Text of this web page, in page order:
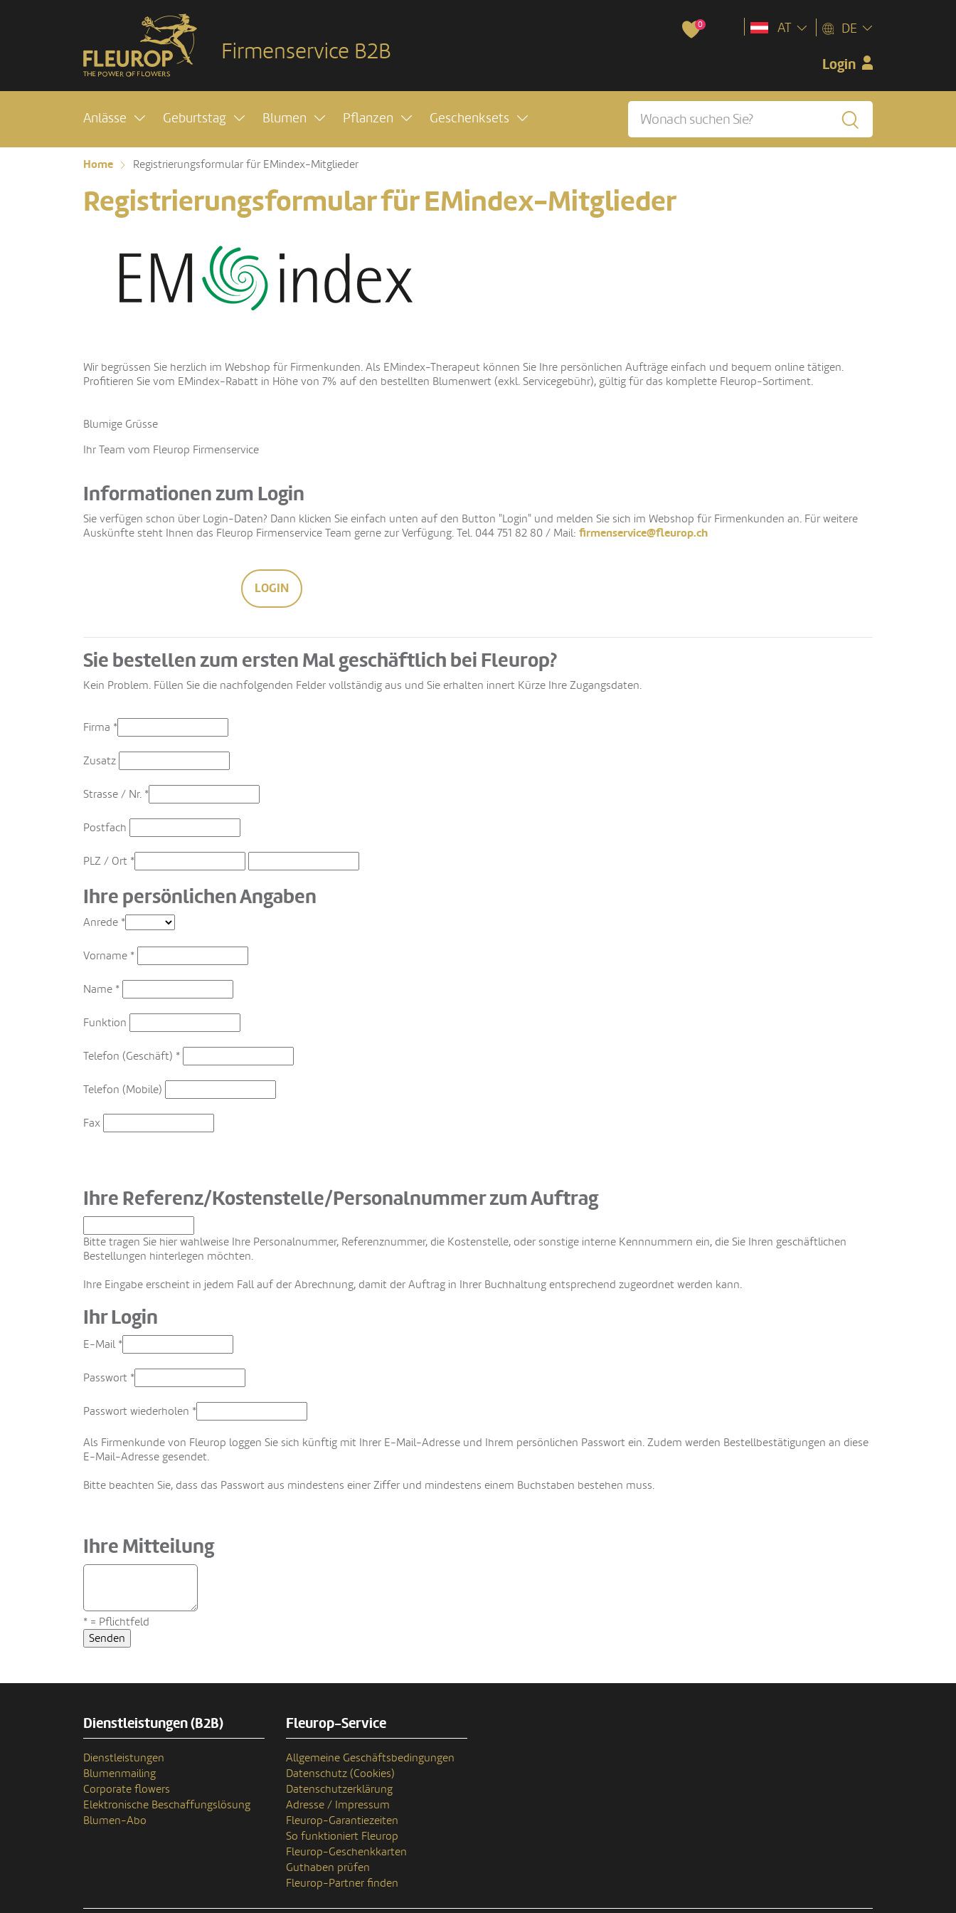
Firmenservice B2B
0
Login
AT DE
Anlässe Geburtstag Blumen Pflanzen Geschenksets
Home Registrierungsformular für EMindex-Mitglieder
Registrierungsformular für EMindex-Mitglieder
Wir begrüssen Sie herzlich im Webshop für Firmenkunden. Als EMindex-Therapeut können Sie Ihre persönlichen Aufträge einfach und bequem online tätigen.
Profitieren Sie vom EMindex-Rabatt in Höhe von 7% auf den bestellten Blumenwert (exkl. Servicegebühr), gültig für das komplette Fleurop-Sortiment.
Blumige Grüsse
Ihr Team vom Fleurop Firmenservice
Informationen zum Login
Sie verfügen schon über Login-Daten? Dann klicken Sie einfach unten auf den Button "Login" und melden Sie sich im Webshop für Firmenkunden an. Für weitere
Auskünfte steht Ihnen das Fleurop Firmenservice Team gerne zur Verfügung. Tel. 044 751 82 80 / Mail: firmenservice@fleurop.ch
LOGIN
Sie bestellen zum ersten Mal geschäftlich bei Fleurop?
Kein Problem. Füllen Sie die nachfolgenden Felder vollständig aus und Sie erhalten innert Kürze Ihre Zugangsdaten.
Firma *
Zusatz
Strasse / Nr. *
Postfach
PLZ / Ort *
Ihre persönlichen Angaben
Anrede *
Vorname *
Name *
Funktion
Telefon (Geschäft) *
Telefon (Mobile)
Fax
Ihre Referenz/Kostenstelle/Personalnummer zum Auftrag
Bitte tragen Sie hier wahlweise Ihre Personalnummer, Referenznummer, die Kostenstelle, oder sonstige interne Kennnummern ein, die Sie Ihren geschäftlichen
Bestellungen hinterlegen möchten.
Ihre Eingabe erscheint in jedem Fall auf der Abrechnung, damit der Auftrag in Ihrer Buchhaltung entsprechend zugeordnet werden kann.
Ihr Login
E-Mail *
Passwort *
Passwort wiederholen *
Als Firmenkunde von Fleurop loggen Sie sich künftig mit Ihrer E-Mail-Adresse und Ihrem persönlichen Passwort ein. Zudem werden Bestellbestätigungen an diese
E-Mail-Adresse gesendet.
Bitte beachten Sie, dass das Passwort aus mindestens einer Ziffer und mindestens einem Buchstaben bestehen muss.
Ihre Mitteilung
* = Pflichtfeld
Dienstleistungen (B2B)
Dienstleistungen
Blumenmailing
Corporate flowers
Elektronische Beschaffungslösung
Blumen-Abo
Fleurop-Service
Allgemeine Geschäftsbedingungen
Datenschutz (Cookies)
Datenschutzerklärung
Adresse / Impressum
Fleurop-Garantiezeiten
So funktioniert Fleurop
Fleurop-Geschenkkarten
Guthaben prüfen
Fleurop-Partner finden